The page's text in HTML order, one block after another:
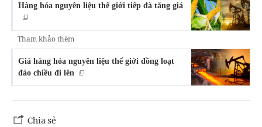
Hàng hóa nguyên liệu thế giới tiếp đà tăng giá
Tham khảo thêm
Giá hàng hóa nguyên liệu thế giới đồng loạt
đảo chiều đi lên
Chia sẻ